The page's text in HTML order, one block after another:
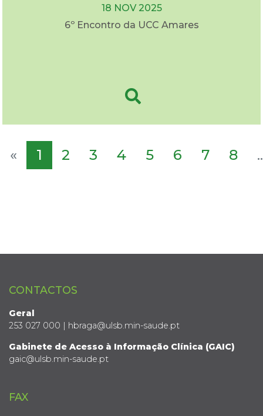
18 NOV 2025
6º Encontro da UCC Amares
« 1 2 3 4 5 6 7 8
CONTACTOS
Geral
253 027 000 | hbraga@ulsb.min-saude.pt
Gabinete de Acesso à Informação Clínica (GAIC)
gaic@ulsb.min-saude.pt
FAX